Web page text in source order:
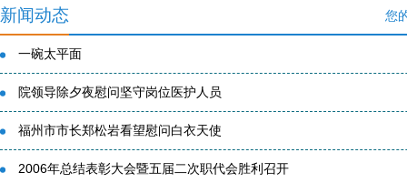
新闻动态 您
一碗太平面
院领导除夕夜慰问坚守岗位医护人员
福州市市长郑松岩看望慰问白衣天使
2006年总结表彰大会暨五届二次职代会胜利召开